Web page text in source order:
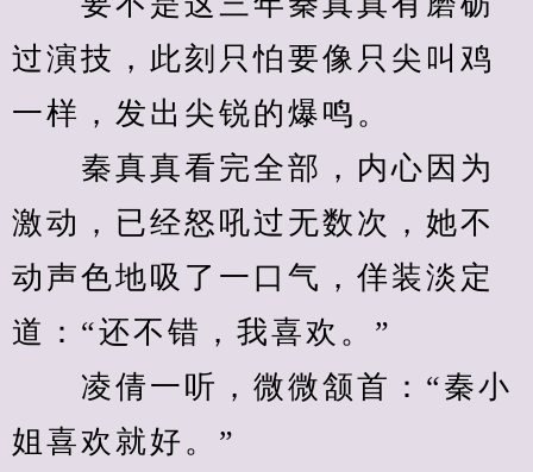
过演技，此刻只怕要像只尖叫鸡
一样，发出尖锐的爆鸣。
秦真真看完全部，内心因为
激动，已经怒吼过无数次，她不
动声色地吸了一口气，佯装淡定
道：“还不错，我喜欢。”
凌倩一听，微微颔首：“秦小
姐喜欢就好。”